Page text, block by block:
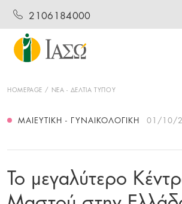
2106184000
HOMEPAGE ΝΕΑ - ΔΕΛΤΙΑ ΤΥΠΟΥ
ΜΑΙΕΥΤΙΚΉ - ΓΥΝΑΙΚΟΛΟΓΙΚΉ 01/10/
Το μεγαλύτερο